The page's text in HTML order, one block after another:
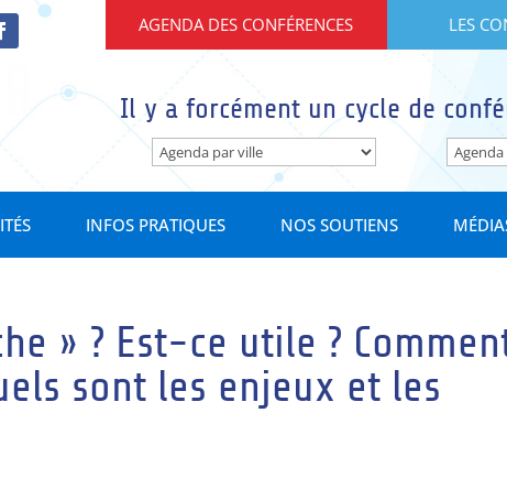
AGENDA DES CONFÉRENCES LES
Il y a forcément un cycle de
INFOS PRATIQUES NOS SOUTIENS
» ? Est-ce utile ?
sont les enjeux et les